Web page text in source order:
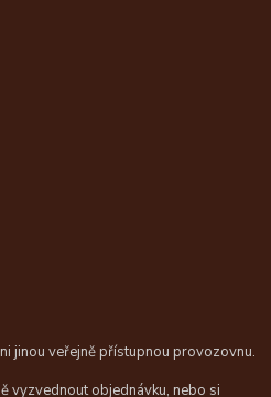
jinou veřejně přístupnou provozovnu.
vyzvednout objednávku, nebo si